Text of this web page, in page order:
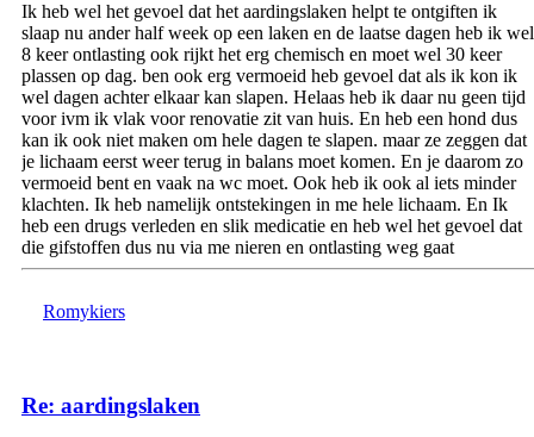
Ik heb wel het gevoel dat het aardingslaken helpt te ontgiften ik
slaap nu ander half week op een laken en de laatse dagen heb ik wel
8 keer ontlasting ook rijkt het erg chemisch en moet wel 30 keer
plassen op dag. ben ook erg vermoeid heb gevoel dat als ik kon ik
wel dagen achter elkaar kan slapen. Helaas heb ik daar nu geen tijd
voor ivm ik vlak voor renovatie zit van huis. En heb een hond dus
kan ik ook niet maken om hele dagen te slapen. maar ze zeggen dat
je lichaam eerst weer terug in balans moet komen. En je daarom zo
vermoeid bent en vaak na wc moet. Ook heb ik ook al iets minder
klachten. Ik heb namelijk ontstekingen in me hele lichaam. En Ik
heb een drugs verleden en slik medicatie en heb wel het gevoel dat
die gifstoffen dus nu via me nieren en ontlasting weg gaat
Romykiers
Re: aardingslaken